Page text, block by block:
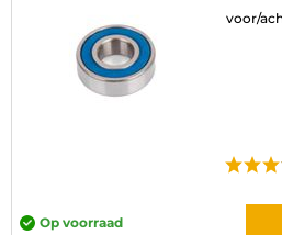
BAGAGE
AANBIEDINGEN EN
voor/
Op voorraad